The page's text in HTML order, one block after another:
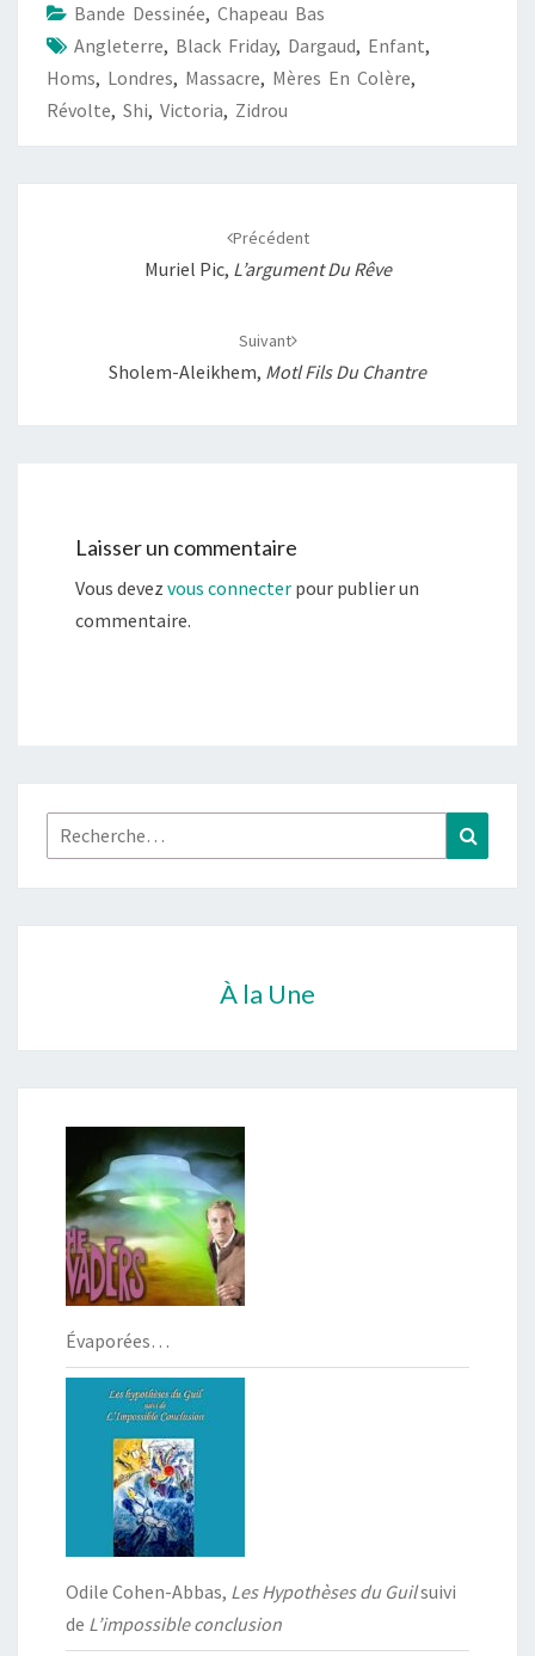
o
o
k
A
p
p
i
n
k
g
e
r
Bande Dessinée, Chapeau Bas
Angleterre, Black Friday, Dargaud, Enfant,
Homs, Londres, Massacre, Mères En Colère,
Révolte, Shi, Victoria, Zidrou
Précédent
Muriel Pic, L’argument Du Rêve
Suivant
Sholem-Aleikhem, Motl Fils Du Chantre
Laisser un commentaire
Vous devez vous connecter pour publier un
commentaire.
Rechercher :
À la Une
Évaporées…
Odile Cohen-Abbas, Les Hypothèses du Guilsuivi
de L’impossible conclusion